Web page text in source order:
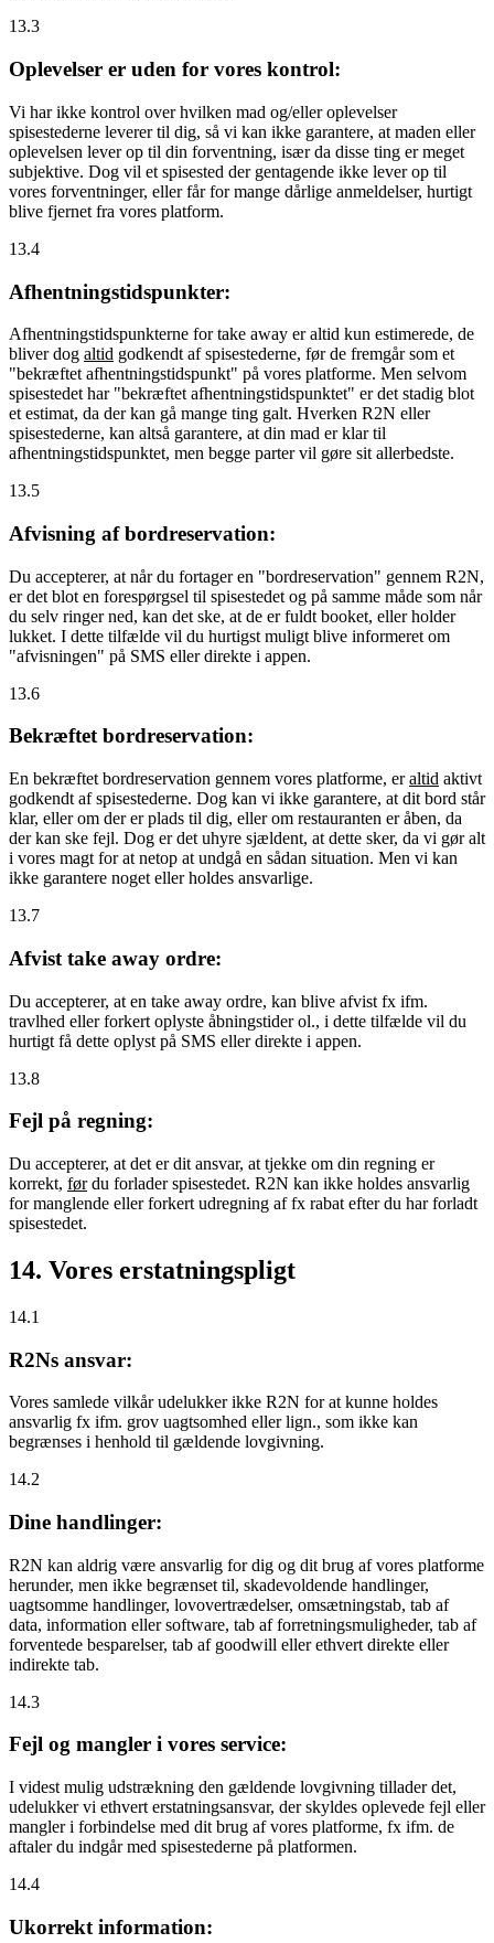
13.3
Oplevelser er uden for vores kontrol:
Vi har ikke kontrol over hvilken mad og/eller oplevelser
spisestederne leverer til dig, så vi kan ikke garantere, at maden eller
oplevelsen lever op til din forventning, især da disse ting er meget
subjektive. Dog vil et spisested der gentagende ikke lever op til
vores forventninger, eller får for mange dårlige anmeldelser, hurtigt
blive fjernet fra vores platform.
13.4
Afhentningstidspunkter:
Afhentningstidspunkterne for take away er altid kun estimerede, de
bliver dog altid godkendt af spisestederne, før de fremgår som et
"bekræftet afhentningstidspunkt" på vores platforme. Men selvom
spisestedet har "bekræftet afhentningstidspunktet" er det stadig blot
et estimat, da der kan gå mange ting galt. Hverken R2N eller
spisestederne, kan altså garantere, at din mad er klar til
afhentningstidspunktet, men begge parter vil gøre sit allerbedste.
13.5
Afvisning af bordreservation:
Du accepterer, at når du fortager en "bordreservation" gennem R2N,
er det blot en forespørgsel til spisestedet og på samme måde som når
du selv ringer ned, kan det ske, at de er fuldt booket, eller holder
lukket. I dette tilfælde vil du hurtigst muligt blive informeret om
"afvisningen" på SMS eller direkte i appen.
13.6
Bekræftet bordreservation:
En bekræftet bordreservation gennem vores platforme, eraltid aktivt
godkendt af spisestederne. Dog kan vi ikke garantere, at dit bord står
klar, eller om der er plads til dig, eller om restauranten er åben, da
der kan ske fejl. Dog er det uhyre sjældent, at dette sker, da vi gør alt
i vores magt for at netop at undgå en sådan situation. Men vi kan
ikke garantere noget eller holdes ansvarlige.
13.7
Afvist take away ordre:
Du accepterer, at en take away ordre, kan blive afvist fx ifm.
travlhed eller forkert oplyste åbningstider ol., i dette tilfælde vil du
hurtigt få dette oplyst på SMS eller direkte i appen.
13.8
Fejl på regning:
Du accepterer, at det er dit ansvar, at tjekke om din regning er
korrekt, førdu forlader spisestedet. R2N kan ikke holdes ansvarlig
for manglende eller forkert udregning af fx rabat efter du har forladt
spisestedet.
14. Vores erstatningspligt
14.1
R2Ns ansvar:
Vores samlede vilkår udelukker ikke R2N for at kunne holdes
ansvarlig fx ifm. grov uagtsomhed eller lign., som ikke kan
begrænses i henhold til gældende lovgivning.
14.2
Dine handlinger:
R2N kan aldrig være ansvarlig for dig og dit brug af vores platforme
herunder, men ikke begrænset til, skadevoldende handlinger,
uagtsomme handlinger, lovovertrædelser, omsætningstab, tab af
data, information eller software, tab af forretningsmuligheder, tab af
forventede besparelser, tab af goodwill eller ethvert direkte eller
indirekte tab.
14.3
Fejl og mangler i vores service:
I videst mulig udstrækning den gældende lovgivning tillader det,
udelukker vi ethvert erstatningsansvar, der skyldes oplevede fejl eller
mangler i forbindelse med dit brug af vores platforme, fx ifm. de
aftaler du indgår med spisestederne på platformen.
14.4
Ukorrekt information: